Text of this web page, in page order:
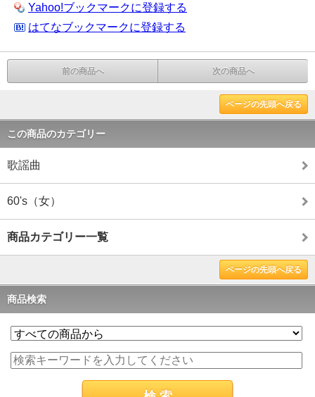
Yahoo!ブックマークに登録する
はてなブックマークに登録する
前の商品へ 次の商品へ
ページの先頭へ戻る
この商品のカテゴリー
歌謡曲
60's（女）
商品カテゴリー一覧
ページの先頭へ戻る
商品検索